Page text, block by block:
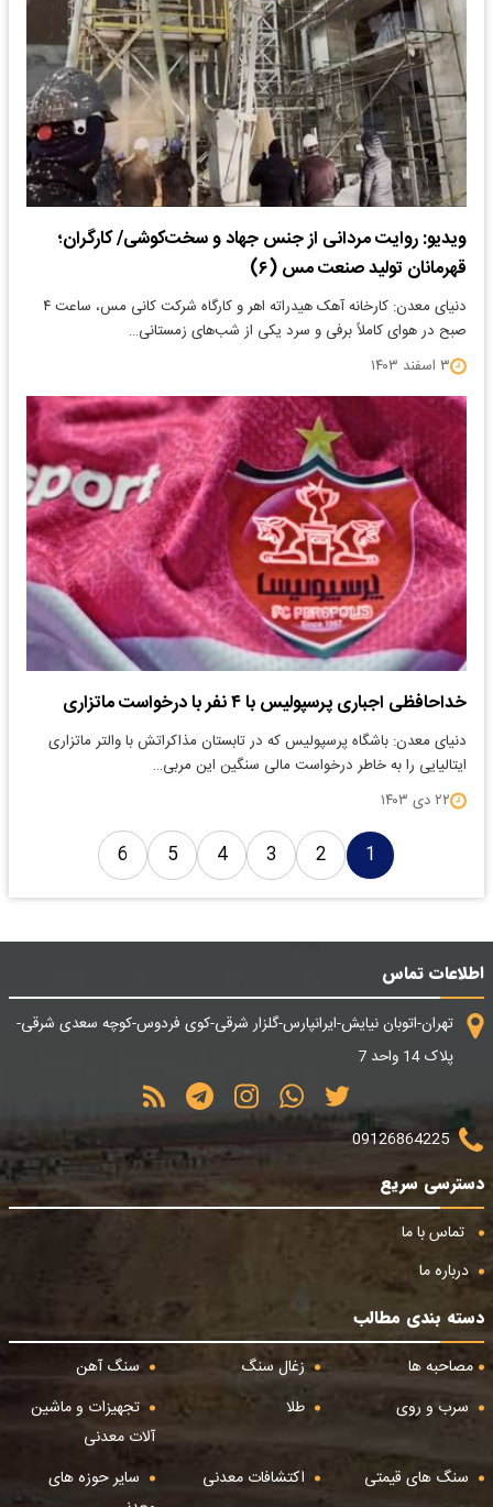
ویدیو: روایت مردانی از جنس جهاد و سخت‌کوشی/ کارگران؛
قهرمانان تولید صنعت مس (۶)
دنیای معدن: کارخانه آهک هیدراته اهر و کارگاه شرکت کانی مس، ساعت ۴
صبح در هوای کاملاً برفی و سرد یکی از شب‌های زمستانی…
۳ اسفند ۱۴۰۳
خداحافظی اجباری پرسپولیس با ۴ نفر با درخواست ماتزاری
دنیای معدن: باشگاه پرسپولیس که در تابستان مذاکراتش با والتر ماتزاری
ایتالیایی را به خاطر درخواست مالی سنگین این مربی…
۲۲ دی ۱۴۰۳
1
2
3
4
5
6
اطلاعات تماس
تهران-اتوبان نیایش-ایرانپارس-گلزار شرقی-کوی فردوس-کوچه سعدی شرقی-
پلاک 14 واحد 7
09126864225
دسترسی سریع
تماس با ما
درباره ما
دسته بندی مطالب
مصاحبه ها
زغال سنگ
سنگ آهن
سرب و روی
طلا
تجهیزات و ماشین
آلات معدنی
سنگ های قیمتی
اکتشافات معدنی
سایر حوزه های